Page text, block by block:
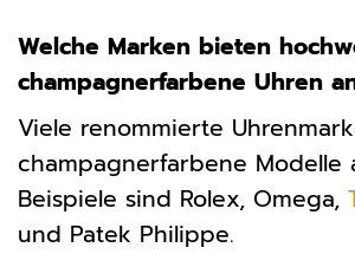
Welche Marken bieten
champagnerfarbene Uhren
Viele renommierte
champagnerfarbene Modelle
Beispiele sind Rolex, Omega,
und Patek Philippe.